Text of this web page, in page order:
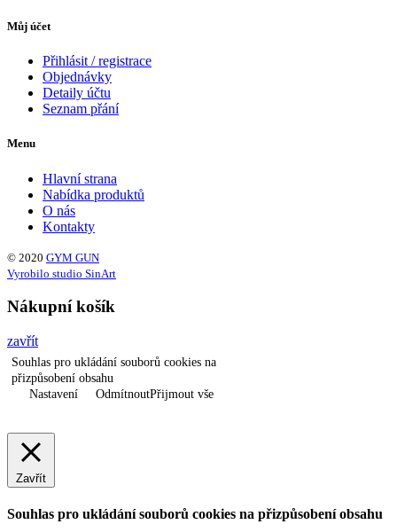
Můj účet
Přihlásit / registrace
Objednávky
Detaily účtu
Seznam přání
Menu
Hlavní strana
Nabídka produktů
O nás
Kontakty
© 2020 GYM GUN
Vyrobilo studio SinArt
Nákupní košík
zavřít
Souhlas pro ukládání souborů cookies na
přizpůsobení obsahu
Nastavení
OdmítnoutPřijmout vše
Zavřít
Souhlas pro ukládání souborů cookies na přizpůsobení obsahu